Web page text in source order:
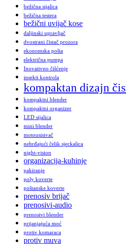
bežična sijalica
bežična testera
bežični uvijač kose
daljinski upravljač
dvostrani čistač prozora
ekonomska pošta
električna pumpa
Inovativno čišćenje
insekti kontrola
kompaktan dizajn
kompaktni blender
kompaktni organizer
LED sijalica
mini blender
motousisivač
nehrđajući čelik sjeckalica
night-vision
organizacija-kuhinje
pakiranje
poly koverte
poštanske koverte
prenosiv brijač
prenosivi-audio
prenosivi blender
prijanjajuća moć
protiv komaraca
protiv muva